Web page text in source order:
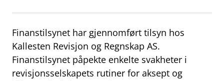
businessOm Finanstilsynet
mail_outlineKontakt oss
Finanstilsynet har gjennomført tilsyn hos
Kallesten Revisjon og Regnskap AS.
Finanstilsynet påpekte enkelte svakheter i
revisjonsselskapets rutiner for aksept og